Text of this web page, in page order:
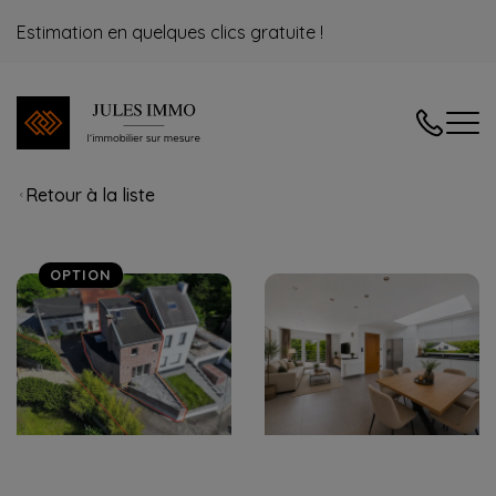
Estimation en quelques clics gratuite !
04/
Retour à la liste
OPTION